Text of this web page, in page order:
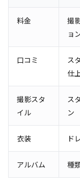
料金
撮
ョ
口コミ
ス
仕
撮影スタ
イル
ス
ン
衣装 ド
アルバム 種